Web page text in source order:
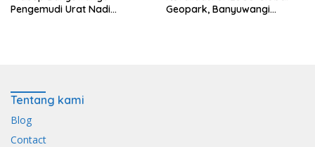
Pengemudi Urat Nadi
Geopark, Banyuwangi
Tentang kami
Blog
Contact